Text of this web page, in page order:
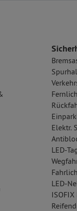
Elektr.
LED-
LED-